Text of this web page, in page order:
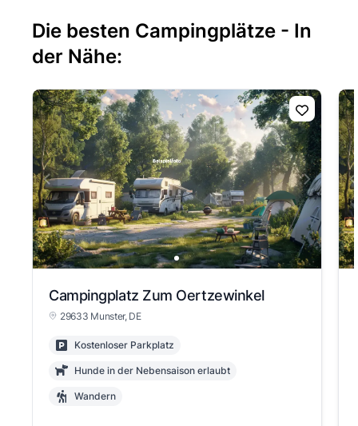
Die besten Campingplätze - In
der Nähe:
Campingplatz Zum Oertzewinkel
29633 Munster, DE
Kostenloser Parkplatz
Hunde in der Nebensaison erlaubt
Wandern